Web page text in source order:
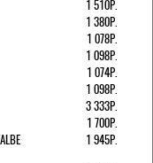
1 510Р.
1 380Р.
1 078Р.
1 098Р.
1 074Р.
1 098Р.
3 333Р.
1 700Р.
1 945Р.